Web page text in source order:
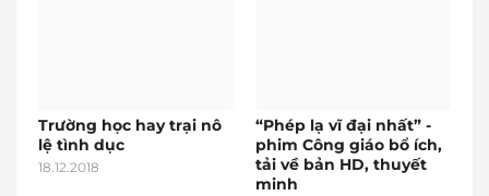
Trường học hay trại nô
lệ tình dục
18.12.2018
“Phép lạ vĩ đại nhất” -
phim Công giáo bổ ích,
tải về bản HD, thuyết
minh